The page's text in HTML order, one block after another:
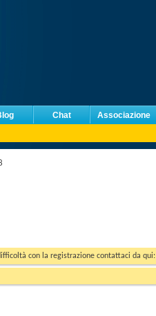
Chat Associazione
con la registrazione contattaci da qui: